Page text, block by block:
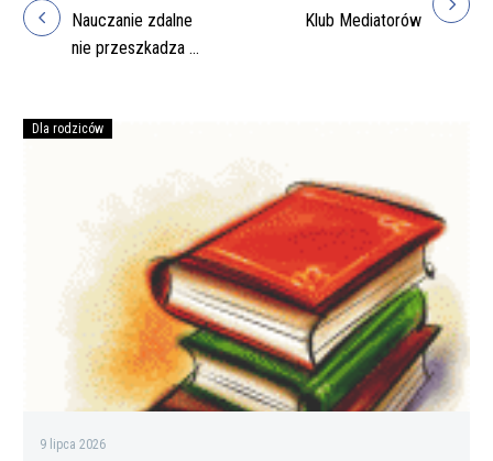
Nawigacja
wpisu
Nauczanie zdalne
nie przeszkadza w
Klub Mediatorów
rok
szkolny
do
zakupienia
przez
rodziców
Dla rodziców
9 lipca 2026